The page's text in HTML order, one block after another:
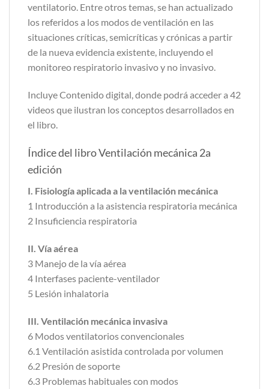
ventilatorio. Entre otros temas, se han actualizado
los referidos a los modos de ventilación en las
situaciones críticas, semicríticas y crónicas a partir
de la nueva evidencia existente, incluyendo el
monitoreo respiratorio invasivo y no invasivo.
Incluye Contenido digital, donde podrá acceder a 42
videos que ilustran los conceptos desarrollados en
el libro.
Índice del libro Ventilación mecánica 2a
edición
I. Fisiología aplicada a la ventilación mecánica
1 Introducción a la asistencia respiratoria mecánica
2 Insuficiencia respiratoria
II. Vía aérea
3 Manejo de la vía aérea
4 Interfases paciente-ventilador
5 Lesión inhalatoria
III. Ventilación mecánica invasiva
6 Modos ventilatorios convencionales
6.1 Ventilación asistida controlada por volumen
6.2 Presión de soporte
6.3 Problemas habituales con modos